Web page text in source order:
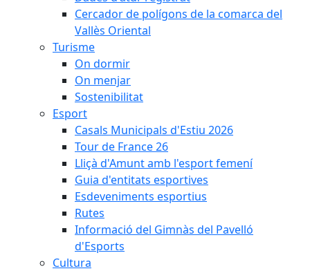
Cercador de polígons de la comarca del
Vallès Oriental
Turisme
On dormir
On menjar
Sostenibilitat
Esport
Casals Municipals d'Estiu 2026
Tour de France 26
Lliçà d'Amunt amb l'esport femení
Guia d'entitats esportives
Esdeveniments esportius
Rutes
Informació del Gimnàs del Pavelló
d'Esports
Cultura